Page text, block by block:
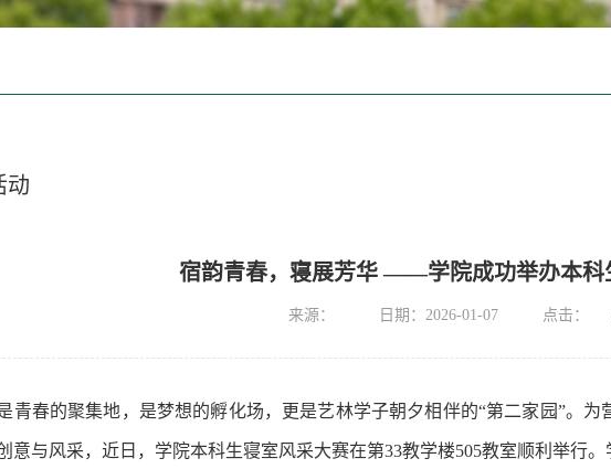
动
宿韵青春，寝展芳华 ——学院成功举办本科
来源： 日期：2026-01-07 点击：
青春的聚集地，是梦想的孵化场，更是艺林学子朝夕相伴的“第二家园”。
意与风采， 近日， 学院本科生寝室风采大赛在第33教学楼505教室顺利举行